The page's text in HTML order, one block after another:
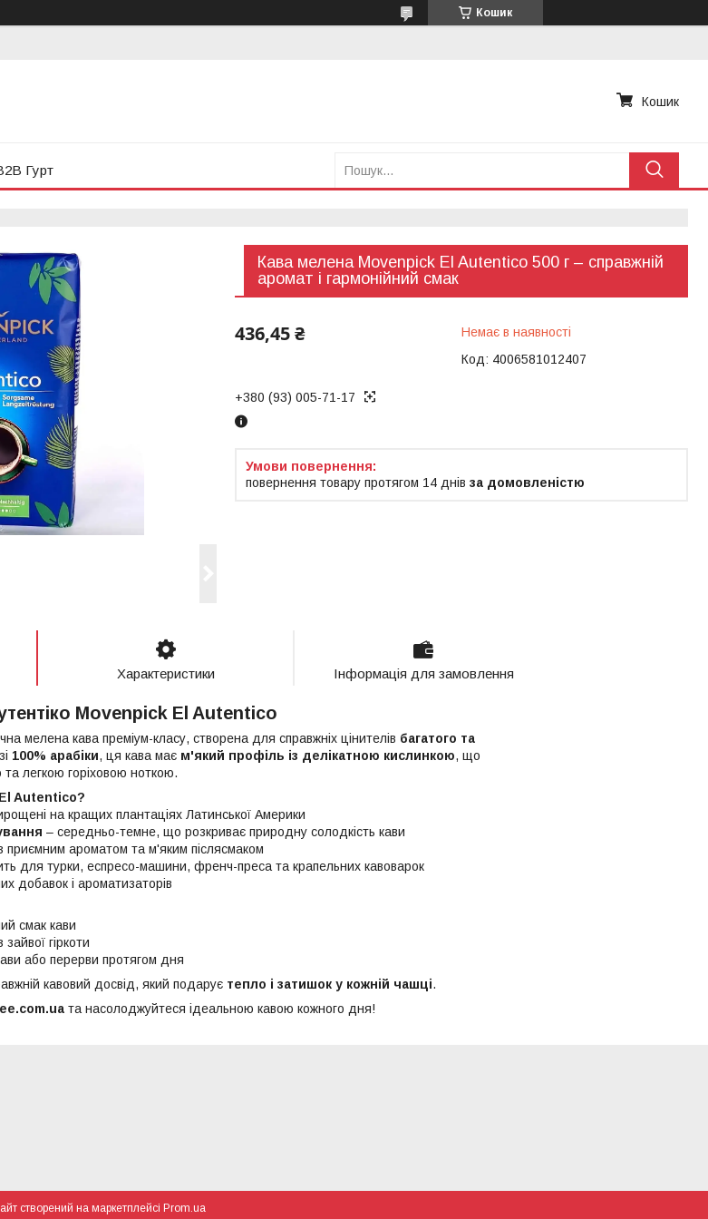
Кошик
Кошик
Гурт
Кава мелена Movenpick El Autentico 500 г – справжній
аромат і гармонійний смак
436,45 ₴
Немає в наявності
Код: 4006581012407
+380 (93) 005-71-17
повернення товару протягом 14 днів за домовленістю
Характеристики Інформація для замовлення
Movenpick El Autentico
мелена кава преміум-класу, створена для справжніх цінителів багатого та
100% арабіки, ця кава має м'який профіль із делікатною кислинкою, що
легкою горіховою ноткою.
Autentico?
на кращих плантаціях Латинської Америки
– середньо-темне, що розкриває природну солодкість кави
приємним ароматом та м'яким післясмаком
для турки, еспресо-машини, френч-преса та крапельних кавоварок
добавок і ароматизаторів
смак кави
гіркоти
або перерви протягом дня
кавовий досвід, який подарує тепло і затишок у кожній чашці.
та насолоджуйтеся ідеальною кавою кожного дня!
створений на маркетплейсі Prom.ua